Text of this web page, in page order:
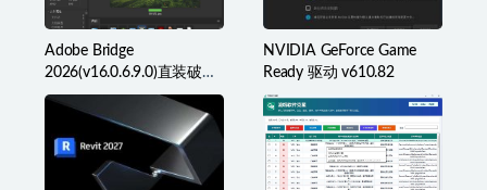
Adobe Bridge
2026(v16.0.6.9.0)直装破解
版(简称BR2026)
NVIDIA GeForce Game
Ready 驱动 v610.82